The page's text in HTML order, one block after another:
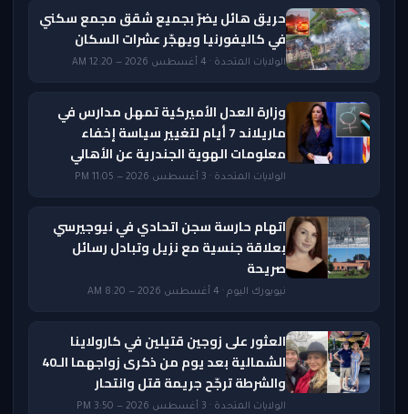
حريق هائل يضرّ بجميع شقق مجمع سكني
في كاليفورنيا ويهجّر عشرات السكان
الولايات المتحدة · 4 أغسطس 2026 — 12:20 AM
وزارة العدل الأميركية تمهل مدارس في
ماريلاند 7 أيام لتغيير سياسة إخفاء
معلومات الهوية الجندرية عن الأهالي
الولايات المتحدة · 3 أغسطس 2026 — 11:05 PM
اتهام حارسة سجن اتحادي في نيوجيرسي
بعلاقة جنسية مع نزيل وتبادل رسائل
صريحة
نيويورك اليوم · 4 أغسطس 2026 — 8:20 AM
العثور على زوجين قتيلين في كارولاينا
الشمالية بعد يوم من ذكرى زواجهما الـ40
والشرطة ترجّح جريمة قتل وانتحار
الولايات المتحدة · 3 أغسطس 2026 — 3:50 PM